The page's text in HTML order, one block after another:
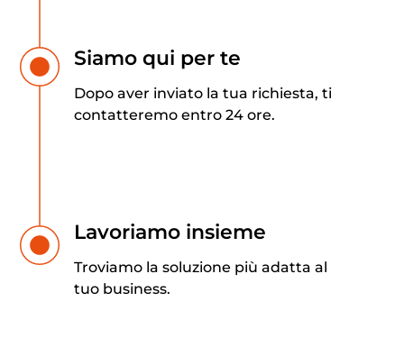
Siamo qui per te
Dopo aver inviato la tua richiesta, ti
contatteremo entro 24 ore.
Lavoriamo insieme
Troviamo la soluzione più adatta al
tuo business.